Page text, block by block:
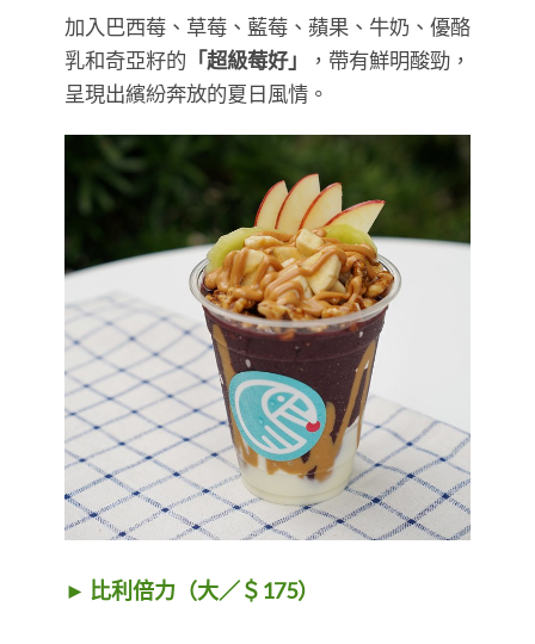
加入巴西莓、草莓、藍莓、蘋果、牛奶、優酪
乳和奇亞籽的 「超級莓好」
，帶有鮮明酸勁，
呈現出繽紛奔放的夏日風情。
► 比利倍力（大／＄175）